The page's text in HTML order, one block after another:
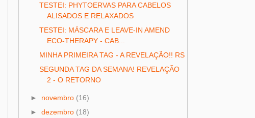
TESTEI: PHYTOERVAS PARA CABELOS
ALISADOS E RELAXADOS
TESTEI: MÁSCARA E LEAVE-IN AMEND
ECO-THERAPY - CAB...
MINHA PRIMEIRA TAG - A REVELAÇÃO!! RS
SEGUNDA TAG DA SEMANA! REVELAÇÃO
2 - O RETORNO
► novembro (16)
► dezembro (18)